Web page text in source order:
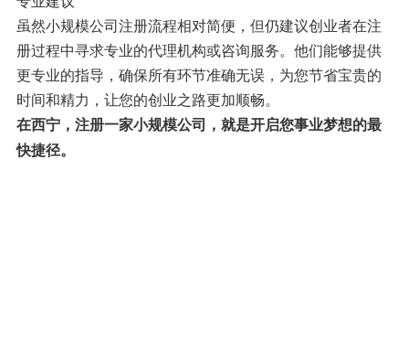
虽然小规模公司注册流程相对简便，但仍建议创业者在注
册过程中寻求专业的代理机构或咨询服务。他们能够提供
更专业的指导，确保所有环节准确无误，为您节省宝贵的
时间和精力，让您的创业之路更加顺畅。
在西宁，注册一家小规模公司，就是开启您事业梦想的最
快捷径。